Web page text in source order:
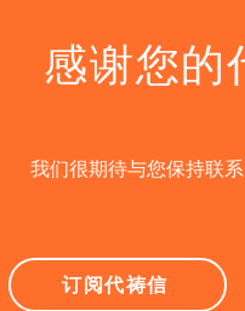
感谢您的
我们很期待与您保持联
订阅代祷信